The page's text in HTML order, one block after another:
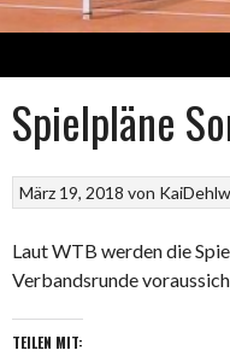
Spielpläne
März 19, 2018 von
Laut WTB werden die
Verbandsrunde
TEILEN MIT: